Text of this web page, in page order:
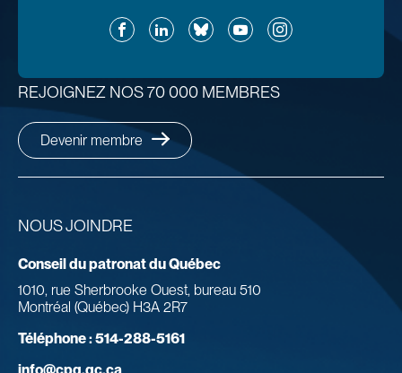
FacebookLinkedInBlueskyYouTubeInstagram
NOUS JOINDRE
Conseil du patronat du Québec
1010, rue Sherbrooke Ouest, bureau 510
Montréal (Québec) H3A 2R7
Téléphone :514-288-5161
REJOIGNEZ NOS 70 000 MEMBRES
Devenir membre